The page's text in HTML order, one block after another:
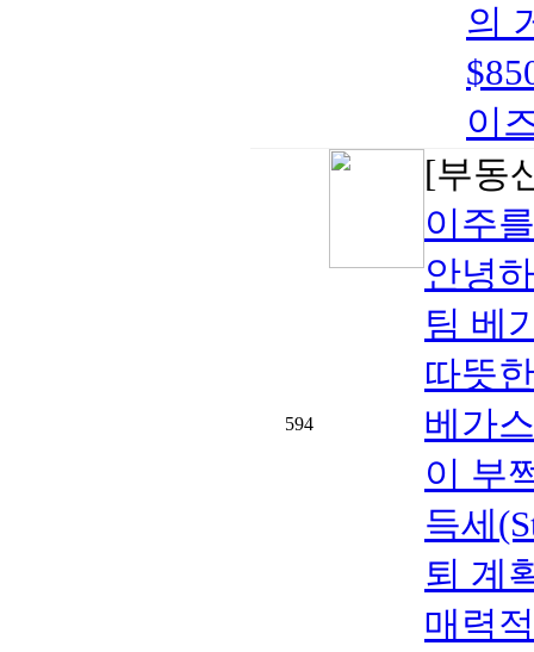
의
이
594
[부동
이주
안녕
팀 베
따뜻
베가
이 부
득세
퇴 계
매력